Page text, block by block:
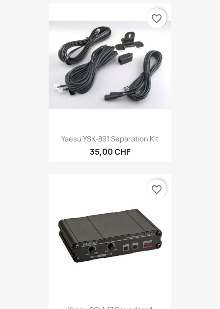
Yaesu YSK-891 Separation Kit
35,00 CHF
favorite_border
favorite_border